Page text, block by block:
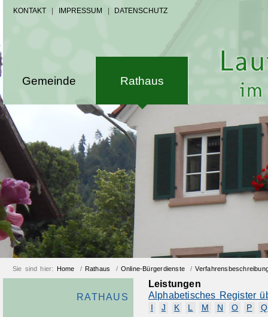
KONTAKT IMPRESSUM DATENSCHUTZ
Gemeinde Rathaus
Sie sind hier: Home / Rathaus / Online-Bürgerdienste /
RATHAUS
Leistungen
Alphabetisches Register
J K L M N O P Q